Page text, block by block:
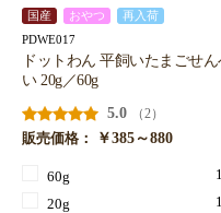
国産 おやつ 再入荷
PDWE017
ドットわん 平飼いたまごせん
い 20g／60g
5.0
（2）
販売価格：
￥385～880
60g
20g